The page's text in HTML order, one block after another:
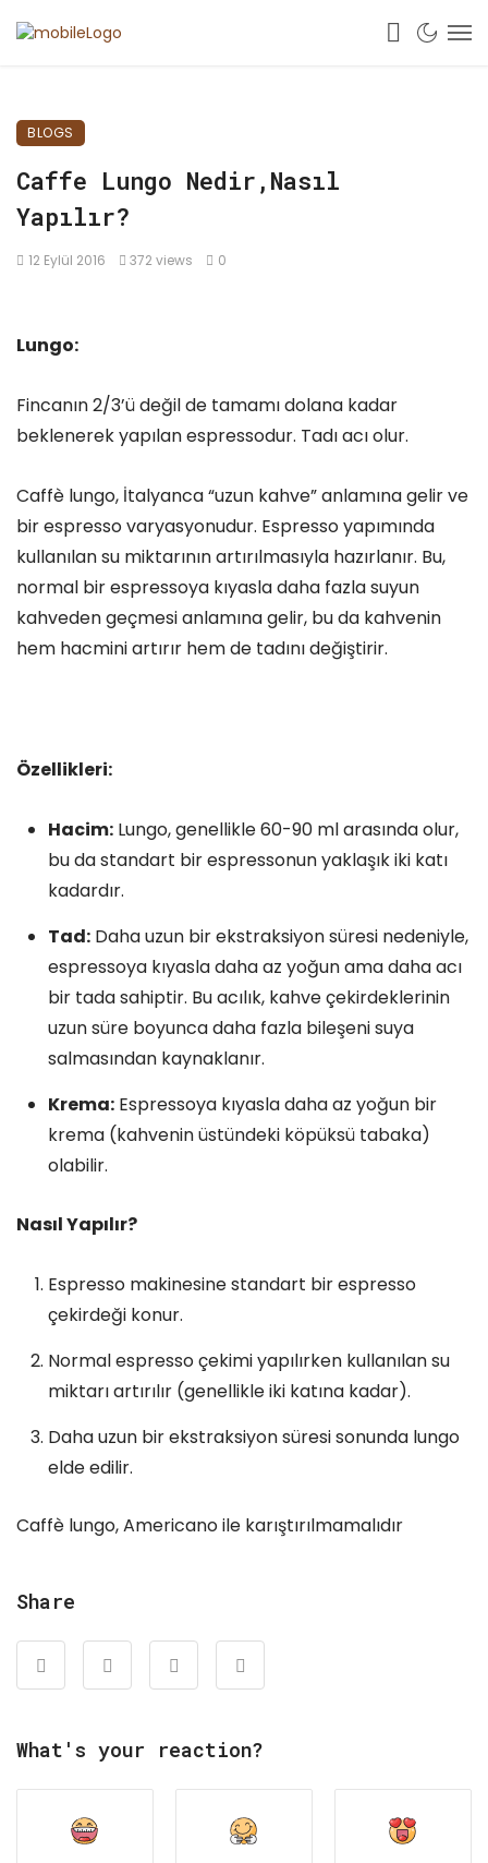
BLOGS
Caffe Lungo Nedir,Nasıl
Yapılır?
12 Eylül 2016 372 views 0
Lungo:
Fincanın 2/3’ü değil de tamamı dolana kadar
beklenerek yapılan espressodur. Tadı acı olur.
Caffè lungo, İtalyanca “uzun kahve” anlamına gelir ve
bir espresso varyasyonudur. Espresso yapımında
kullanılan su miktarının artırılmasıyla hazırlanır. Bu,
normal bir espressoya kıyasla daha fazla suyun
kahveden geçmesi anlamına gelir, bu da kahvenin
hem hacmini artırır hem de tadını değiştirir.
Özellikleri:
Hacim:Lungo, genellikle 60-90 ml arasında olur,
bu da standart bir espressonun yaklaşık iki katı
kadardır.
Tad:Daha uzun bir ekstraksiyon süresi nedeniyle,
espressoya kıyasla daha az yoğun ama daha acı
bir tada sahiptir. Bu acılık, kahve çekirdeklerinin
uzun süre boyunca daha fazla bileşeni suya
salmasından kaynaklanır.
Krema:Espressoya kıyasla daha az yoğun bir
krema (kahvenin üstündeki köpüksü tabaka)
olabilir.
Nasıl Yapılır?
Espresso makinesine standart bir espresso
çekirdeği konur.
Normal espresso çekimi yapılırken kullanılan su
miktarı artırılır (genellikle iki katına kadar).
Daha uzun bir ekstraksiyon süresi sonunda lungo
elde edilir.
Caffè lungo, Americano ile karıştırılmamalıdır
Share
What's your reaction?